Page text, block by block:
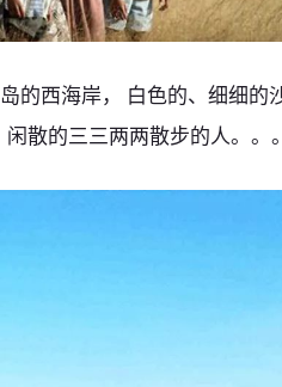
的西海岸， 白色的、细细的
散的三三两两散步的人。。